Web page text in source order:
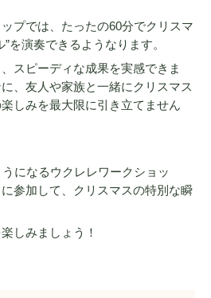
プでは、たったの60分でクリスマ
を演奏できるようなります。
スピーディな成果を実感できま
、友人や家族と一緒にクリスマス
しみを最大限に引き立てません
になるウクレレワークショッ
参加して、クリスマスの特別な瞬
しみましょう！